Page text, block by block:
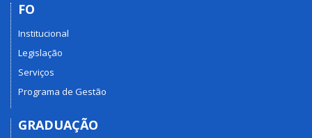
FO
Institucional
Legislação
Serviços
Programa de Gestão
GRADUAÇÃO